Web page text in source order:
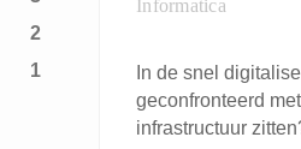
2
1
Informatica
In de snel
geconfronteerd
infrastructuur